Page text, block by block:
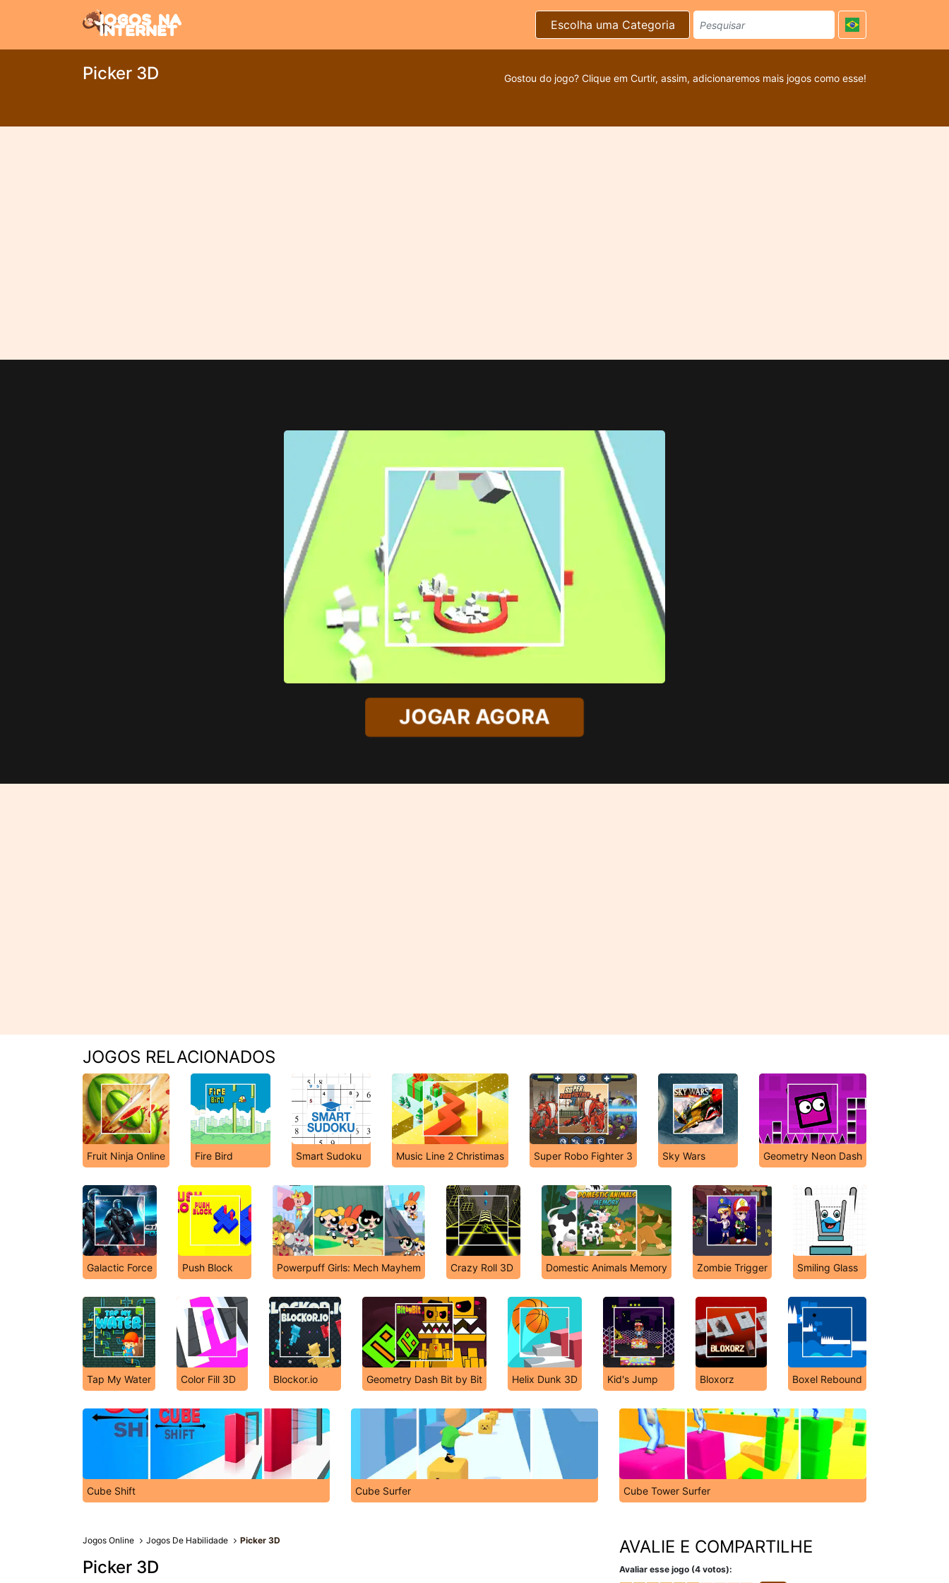
Escolha uma Categoria
Picker 3D Gostou do jogo? Clique em Curtir, assim, adicionaremos mais jogos como esse!
JOGAR AGORA
JOGOS RELACIONADOS
Fruit Ninja Online Fire Bird Smart Sudoku Music Line 2 Christimas Super Robo Fighter 3 Sky Wars Geometry Neon Dash
Galactic Force Push Blоck Powerpuff Girls: Mech Mayhem Crazy Roll 3D Domestic Animals Memory Zombie Trigger Smiling Glass
Tap My Water Color Fill 3D Blockor.io Geometry Dash Bit by Bit Helix Dunk 3D Kid's Jump Bloxorz Boxel Rebound
Cube Shіft Cube Surfer Cube Tower Surfer
Jogos Online Jogos De Habilidade Picker 3D
Picker 3D
AVALIE E COMPARTILHE
Avaliar esse jogo (4 votos):